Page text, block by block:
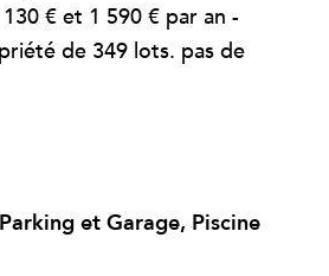
€ et 1 590 € par an -
de 349 lots. pas de
et Garage, Piscine